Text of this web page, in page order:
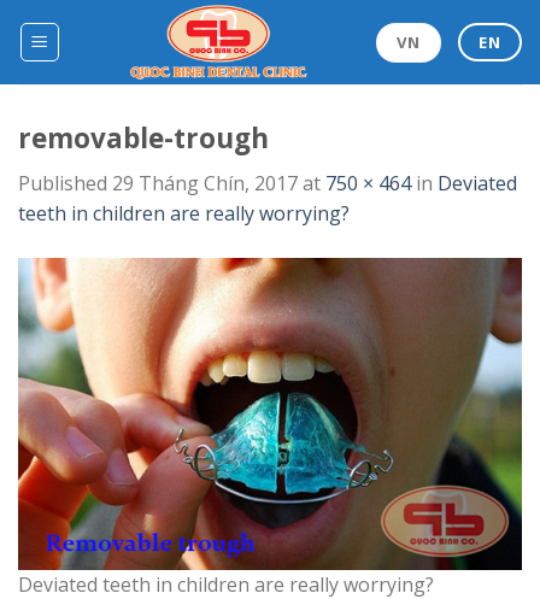
VN EN
removable-trough
Published 29 Tháng Chín, 2017at 750 × 464in Deviated
teeth in children are really worrying?
Deviated teeth in children are really worrying?